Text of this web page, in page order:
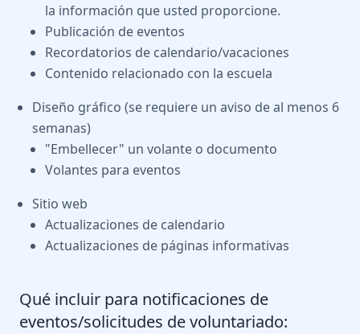
la información que usted proporcione.
Publicación de eventos
Recordatorios de calendario/vacaciones
Contenido relacionado con la escuela
Diseño gráfico (se requiere un aviso de al menos 6
semanas)
"Embellecer" un volante o documento
Volantes para eventos
Sitio web
Actualizaciones de calendario
Actualizaciones de páginas informativas
Qué incluir para notificaciones de
eventos/solicitudes de voluntariado: